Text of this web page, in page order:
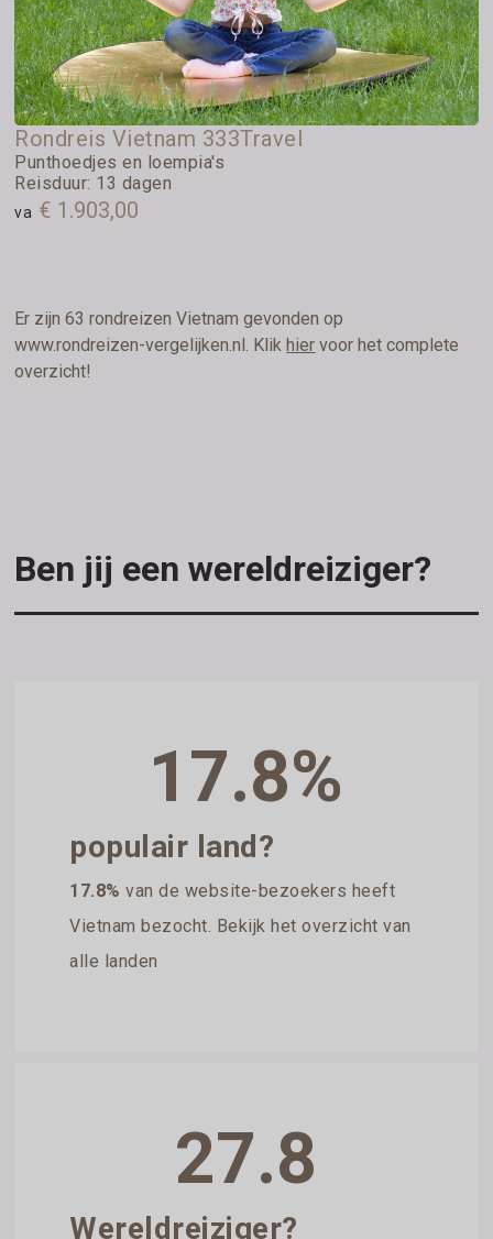
Rondreis Vietnam 333Travel
Punthoedjes en loempia's
Reisduur: 13 dagen
va € 1.903,00
Er zijn 63 rondreizen Vietnam gevonden op
www.rondreizen-vergelijken.nl. Klikhier voor het complete
overzicht!
Ben jij een wereldreiziger?
17.8%
populair land?
17.8% van de website-bezoekers heeft
Vietnam bezocht. Bekijk het overzicht van
alle landen
27.8
Wereldreiziger?